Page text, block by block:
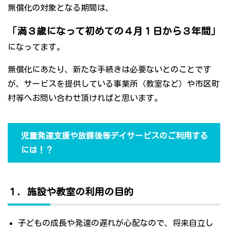
無償化の対象となる期間は、
「満３歳になって初めての４月１日から３年間」
になってます。
無償化にあたり、新たな手続きは必要ないとのことです
が、サービスを提供している事業所（教室など）や市区町
村等へお問い合わせ頂ければと思います。
児童発達支援や放課後等デイサービスのご利用する
には！？
１．施設や教室の利用の目的
子どもの成長や発達の遅れが心配なので、将来自立し